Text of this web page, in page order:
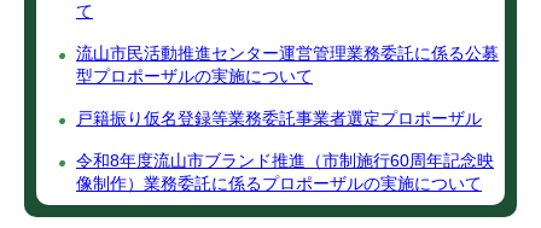
て
流山市民活動推進センター運営管理業務委託に係る公募
型プロポーザルの実施について
戸籍振り仮名登録等業務委託事業者選定プロポーザル
令和8年度流山市ブランド推進（市制施行60周年記念映
像制作）業務委託に係るプロポーザルの実施について